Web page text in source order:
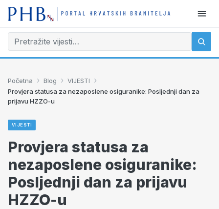
Početna › Blog › VIJESTI ›
Provjera statusa za nezaposlene osiguranike: Posljednji dan za
prijavu HZZO-u
VIJESTI
Provjera statusa za
nezaposlene osiguranike:
Posljednji dan za prijavu
HZZO-u